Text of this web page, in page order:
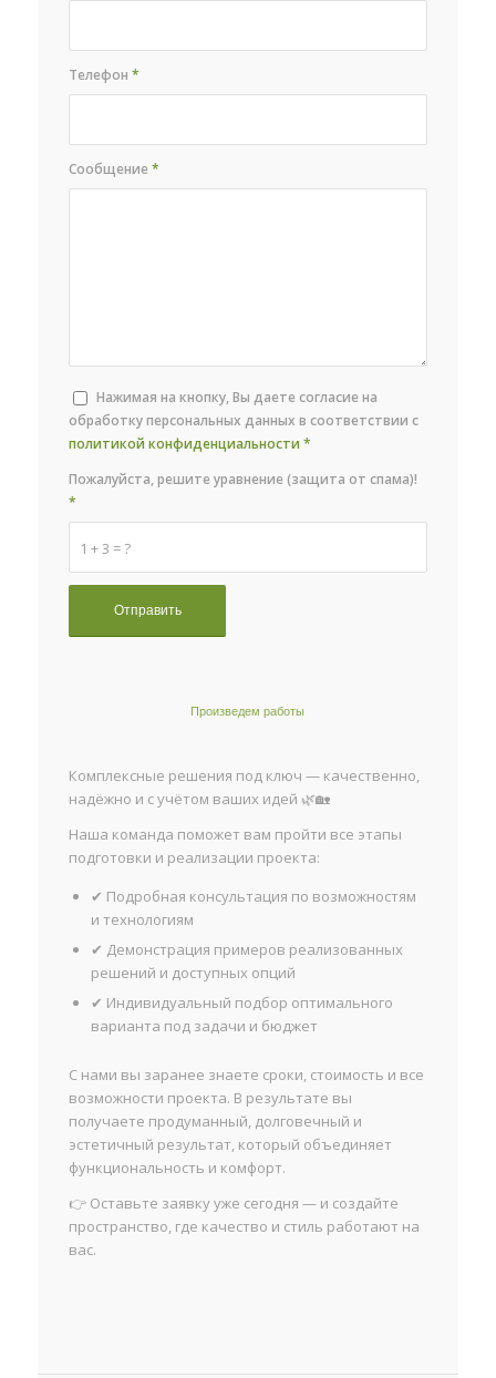
Телефон*
Сообщение*
Нажимая на кнопку, Вы даете согласие на
обработку персональных данных в соответствии с
политикой конфиденциальности *
1 + 3 = ?
Пожалуйста, решите уравнение (защита от спама)!
*
Произведем работы
Комплексные решения под ключ — качественно,
надёжно и с учётом ваших идей 🌿🏡
Наша команда поможет вам пройти все этапы
подготовки и реализации проекта:
✔ Подробная консультация по возможностям
и технологиям
✔ Демонстрация примеров реализованных
решений и доступных опций
✔ Индивидуальный подбор оптимального
варианта под задачи и бюджет
С нами вы заранее знаете сроки, стоимость и все
возможности проекта. В результате вы
получаете продуманный, долговечный и
эстетичный результат, который объединяет
функциональность и комфорт.
👉 Оставьте заявку уже сегодня — и создайте
пространство, где качество и стиль работают на
вас.